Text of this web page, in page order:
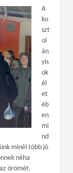
A
ko
szt
ol
án
yis
ok
él
et
éb
en
mi
nd
minél több jó
néha
örömét.